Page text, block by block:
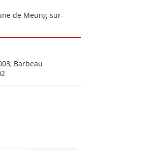
de Meung-sur-
Barbeau